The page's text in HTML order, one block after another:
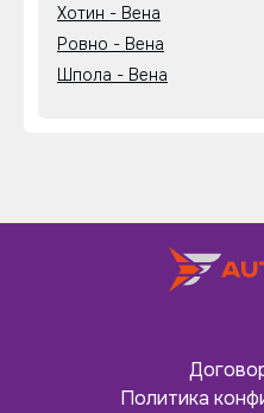
Хотин - Вена
Ровно - Вена
Шпола - Вена
Политика